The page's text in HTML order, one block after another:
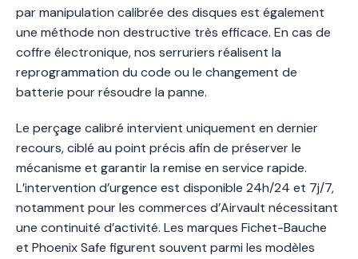
par manipulation calibrée des disques est également
une méthode non destructive très efficace. En cas de
coffre électronique, nos serruriers réalisent la
reprogrammation du code ou le changement de
batterie pour résoudre la panne.
Le perçage calibré intervient uniquement en dernier
recours, ciblé au point précis afin de préserver le
mécanisme et garantir la remise en service rapide.
L’intervention d’urgence est disponible 24h/24 et 7j/7,
notamment pour les commerces d’Airvault nécessitant
une continuité d’activité. Les marques Fichet-Bauche
et Phoenix Safe figurent souvent parmi les modèles